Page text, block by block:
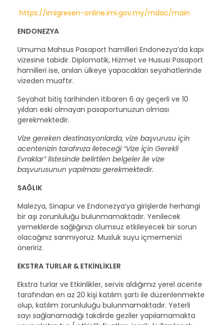
https://imigresen-online.imi.gov.my/mdac/main
ENDONEZYA
Umuma Mahsus Pasaport hamilleri Endonezya’da kapı
vizesine tabidir. Diplomatik, Hizmet ve Hususi Pasaport
hamilleri ise, anılan ülkeye yapacakları seyahatlerinde
vizeden muaftır.
Seyahat bitiş tarihinden itibaren 6 ay geçerli ve 10
yıldan eski olmayan pasaportunuzun olması
gerekmektedir.
Vize gereken destinasyonlarda, vize başvurusu için
acentenizin tarafınıza ileteceği “Vize İçin Gerekli
Evraklar” listesinde belirtilen belgeler ile vize
başvurusunun yapılması gerekmektedir.
SAĞLIK
Malezya, Sinapur ve Endonezya’ya girişlerde herhangi
bir aşı zorunluluğu bulunmamaktadır. Yenilecek
yemeklerde sağlığınızı olumsuz etkileyecek bir sorun
olacağınız sanmıyoruz. Musluk suyu içmemenizi
öneririz.
EKSTRA TURLAR & ETKİNLİKLER
Ekstra turlar ve Etkinlikler, servis aldığımız yerel acente
tarafından en az 20 kişi katılım şartı ile düzenlenmekte
olup, katılım zorunluluğu bulunmamaktadır. Yeterli
sayı sağlanamadığı takdirde geziler yapılamamakta